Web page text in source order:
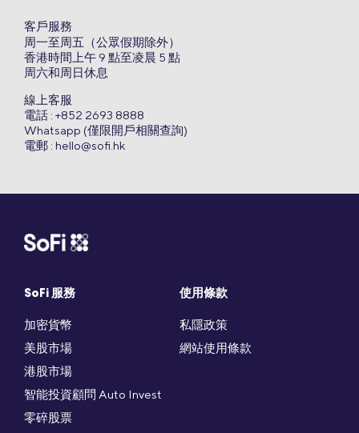
SoFi 服務
加密貨幣
美股市場
港股市場
智能投資顧問 Auto Invest
零碎股票
使用條款
私隱政策
網站使用條款
客戶服務
周一至周五（公眾假期除外）
香港時間上午 9 點至凌晨 5 點
周六和周日休息
線上客服
電話 : +852 2693 8888
Whatsapp (僅限開戶相關查詢)
電郵 : hello@sofi.hk